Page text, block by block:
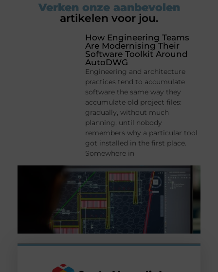
Verken onze aanbevolen
artikelen voor jou.
How Engineering Teams
Are Modernising Their
Software Toolkit Around
AutoDWG
Engineering and architecture
practices tend to accumulate
software the same way they
accumulate old project files:
gradually, without much
planning, until nobody
remembers why a particular tool
got installed in the first place.
Somewhere in